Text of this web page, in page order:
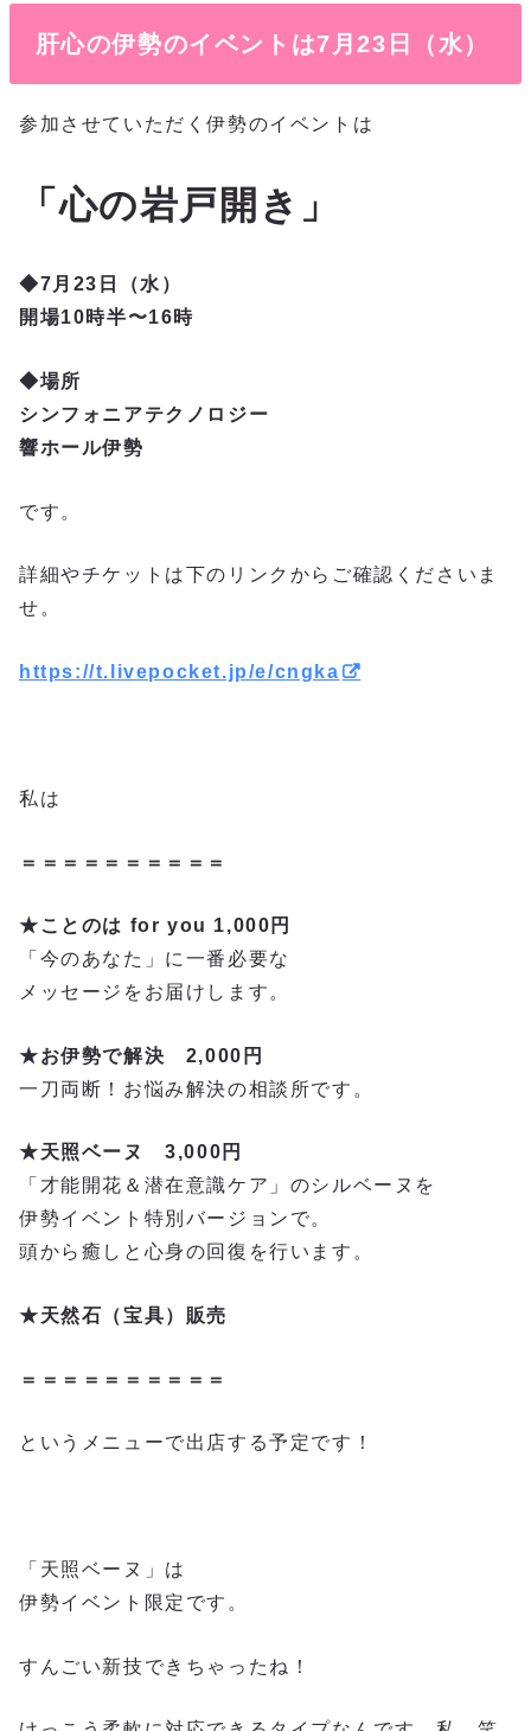
肝心の伊勢のイベントは7月23日（水）
参加させていただく伊勢のイベントは
「心の岩戸開き」
◆7月23日（水）
開場10時半〜16時
◆場所
シンフォニアテクノロジー
響ホール伊勢
です。
詳細やチケットは下のリンクからご確認くださいま
せ。
https://t.livepocket.jp/e/cngka
私は
＝＝＝＝＝＝＝＝＝＝
★ことのは for you 1,000円
「今のあなた」に一番必要な
メッセージをお届けします。
★お伊勢で解決 2,000円
一刀両断！お悩み解決の相談所です。
★天照ベーヌ 3,000円
「才能開花＆潜在意識ケア」のシルベーヌを
伊勢イベント特別バージョンで。
頭から癒しと心身の回復を行います。
★天然石（宝具）販売
＝＝＝＝＝＝＝＝＝＝
というメニューで出店する予定です！
「天照ベーヌ」は
伊勢イベント限定です。
すんごい新技できちゃったね！